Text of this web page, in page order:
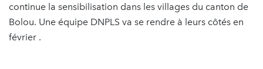
continue la sensibilisation dans les villages du canton de
Bolou. Une équipe DNPLS va se rendre à leurs côtés en
février .